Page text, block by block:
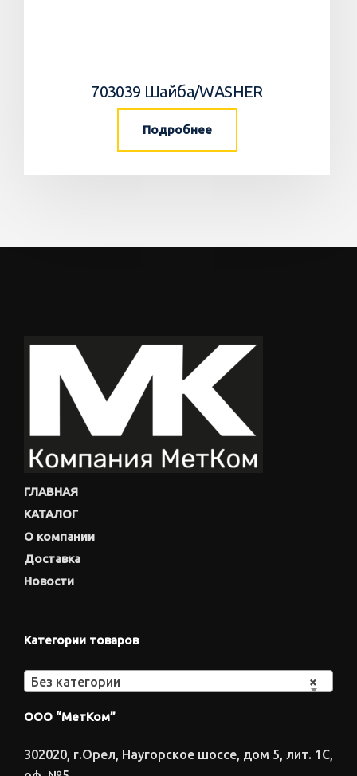
703039 Шайба/WASHER
Подробнее
ГЛАВНАЯ
КАТАЛОГ
О компании
Доставка
Новости
Категории товаров
×
Без категории
ООО “МетКом”
302020, г.Орел, Наугорское шоссе, дом 5, лит. 1С,